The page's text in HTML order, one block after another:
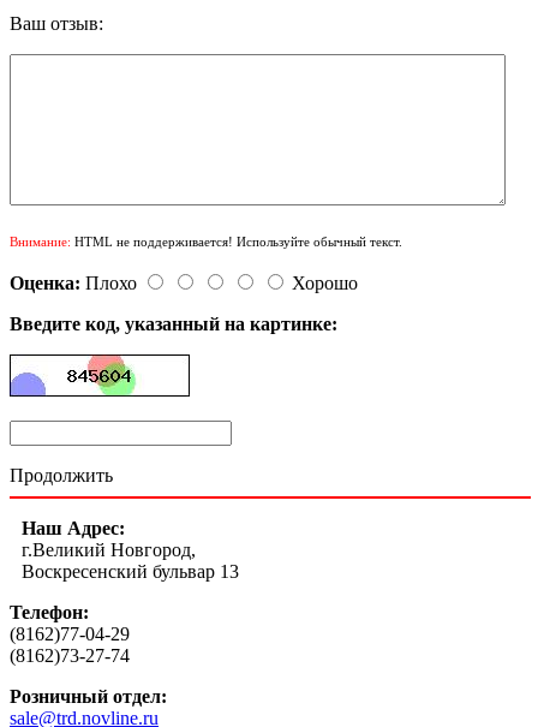
Ваш отзыв:
Внимание: HTML не поддерживается! Используйте обычный текст.
Оценка: Плохо
Хорошо
Введите код, указанный на картинке:
Продолжить
Наш Адрес:
г.Великий Новгород,
Воскресенский бульвар 13
Телефон:
(8162)77-04-29
(8162)73-27-74
Розничный отдел:
sale@trd.novline.ru